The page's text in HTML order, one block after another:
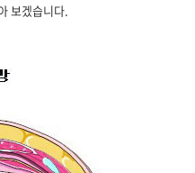
보겠습니다.